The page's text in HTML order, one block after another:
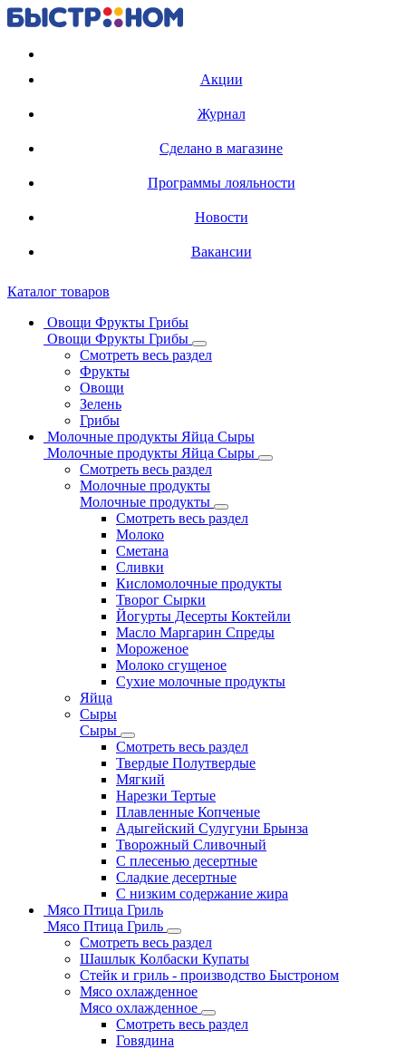
Акции
Журнал
Сделано в магазине
Программы лояльности
Новости
Вакансии
Каталог товаров
Овощи Фрукты Грибы
Овощи Фрукты Грибы
Смотреть весь раздел
Фрукты
Овощи
Зелень
Грибы
Молочные продукты Яйца Сыры
Молочные продукты Яйца Сыры
Смотреть весь раздел
Молочные продукты
Молочные продукты
Смотреть весь раздел
Молоко
Сметана
Сливки
Кисломолочные продукты
Творог Сырки
Йогурты Десерты Коктейли
Масло Маргарин Спреды
Мороженое
Молоко сгущеное
Сухие молочные продукты
Яйца
Сыры
Сыры
Смотреть весь раздел
Твердые Полутвердые
Мягкий
Нарезки Тертые
Плавленные Копченые
Адыгейский Сулугуни Брынза
Творожный Сливочный
С плесенью десертные
Сладкие десертные
С низким содержание жира
Мясо Птица Гриль
Мясо Птица Гриль
Смотреть весь раздел
Шашлык Колбаски Купаты
Стейк и гриль - производство Быстроном
Мясо охлажденное
Мясо охлажденное
Смотреть весь раздел
Говядина